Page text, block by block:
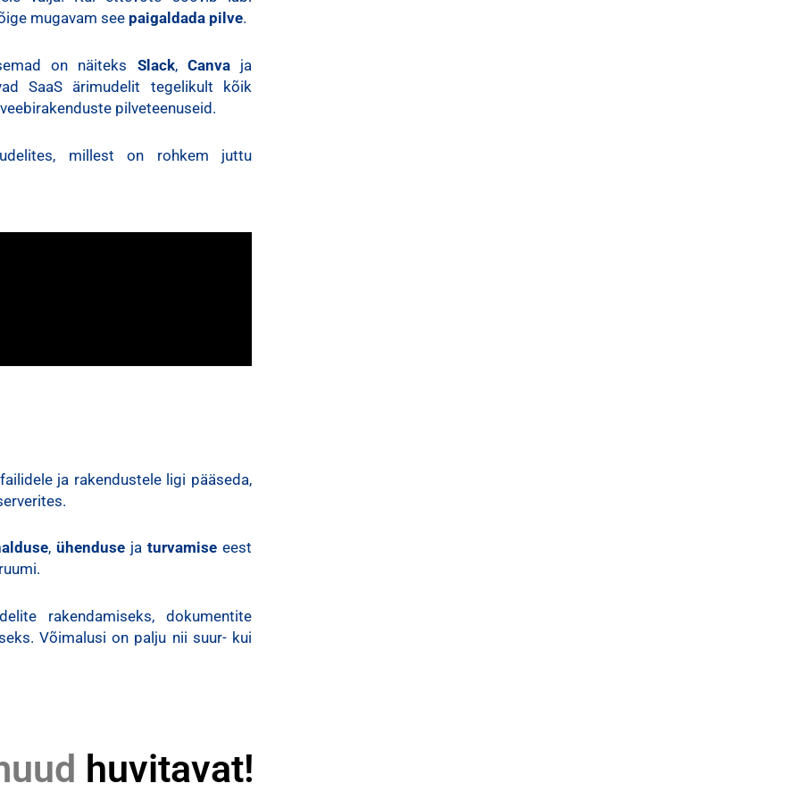
mugavam see paigaldada pilve.
on näiteks Slack, Canvaja
SaaS ärimudelit tegelikult kõik
pilveteenuseid.
millest on rohkem juttu
ja rakendustele ligi pääseda,
, ühenduse ja turvamise eest
rakendamiseks, dokumentite
Võimalusi on palju nii suur- kui
huvitavat!